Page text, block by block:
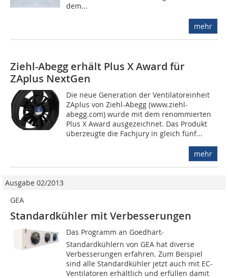
dem...
mehr
Ziehl-Abegg erhält Plus X Award für
ZAplus NextGen
Die neue Generation der Ventilatoreinheit
ZAplus von Ziehl-Abegg (www.ziehl-
abegg.com) wurde mit dem renommierten
Plus X Award ausgezeichnet. Das Produkt
überzeugte die Fachjury in gleich fünf...
mehr
Ausgabe 02/2013
GEA
Standardkühler mit Verbesserungen
Das Programm an Goedhart-
Standardkühlern von GEA hat diverse
Verbesserungen erfahren. Zum Beispiel
sind alle Standardkühler jetzt auch mit EC-
Ventilatoren erhältlich und erfüllen damit